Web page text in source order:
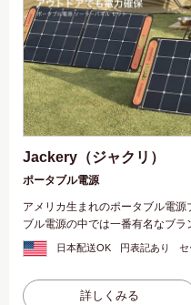
Jackery（ジャクリ）
ポータブル電源
アメリカ生まれのポータブル電
ブル電源の中では一番有名なブラ
日本配送OK 円表記あり セ
詳しくみる